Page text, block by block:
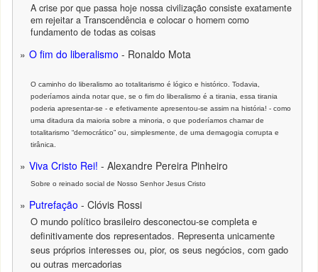
A crise por que passa hoje nossa civilização consiste exatamente
em rejeitar a Transcendência e colocar o homem como
fundamento de todas as coisas
O fim do liberalismo - Ronaldo Mota
O caminho do liberalismo ao totalitarismo é lógico e histórico. Todavia,
poderíamos ainda notar que, se o fim do liberalismo é a tirania, essa tirania
poderia apresentar-se - e efetivamente apresentou-se assim na história! - como
uma ditadura da maioria sobre a minoria, o que poderíamos chamar de
totalitarismo “democrático” ou, simplesmente, de uma demagogia corrupta e
tirânica.
Viva Cristo Rei! - Alexandre Pereira Pinheiro
Sobre o reinado social de Nosso Senhor Jesus Cristo
Putrefação - Clóvis Rossi
O mundo político brasileiro desconectou-se completa e
definitivamente dos representados. Representa unicamente
seus próprios interesses ou, pior, os seus negócios, com gado
ou outras mercadorias